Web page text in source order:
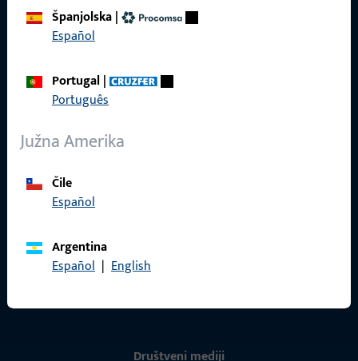
Španjolska|
Español
Portugal|
Português
Južna Amerika
Čile
Español
Argentina
Español | English
Karijera
Katalog proizvoda